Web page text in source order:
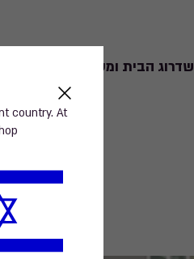
country. At
שדרוג הבית ומעבר דירה